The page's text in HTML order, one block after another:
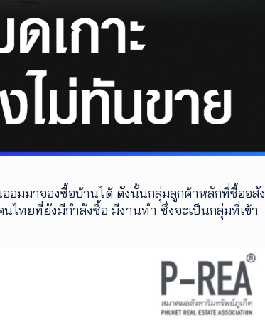
อมมาจองซื้อบ้านได้ ดังนั้นกลุ่มลูกค้าหลักที่ซื้ออสัง
ไทยที่ยังมีกำลังซื้อ มีงานทำ ซึ่งจะเป็นกลุ่มที่เข้า